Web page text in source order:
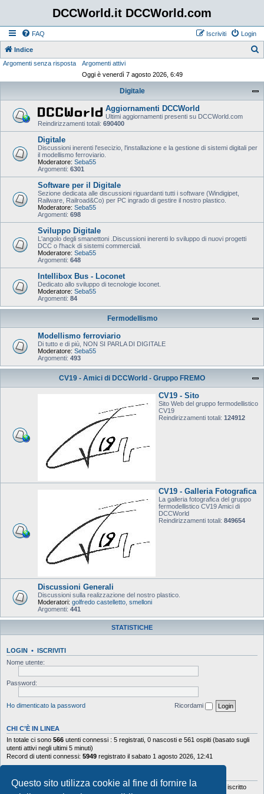
Questo sito utilizza cookie al fine di fornire la
DCCWorld.it DCCWorld.com
FAQ Login
Iscriviti
Indice
Argomenti senza risposta
Argomenti attivi
Oggi è venerdì 7 agosto 2026, 6:49
Digitale
Aggiornamenti DCCWorld
Ultimi aggiornamenti presenti su DCCWorld.com
Reindirizzamenti totali: 690400
Digitale
Discussioni inerenti l'esecizio, l'installazione e la gestione di sistemi digitali per
il modellismo ferroviario.
Moderatore: Seba55
Argomenti: 6301
Software per il Digitale
Sezione dedicata alle discussioni riguardanti tutti i software (Windigipet,
Railware, Railroad&Co) per PC ingrado di gestire il nostro plastico.
Moderatore: Seba55
Argomenti: 698
Sviluppo Digitale
L'angolo degli smanettoni .Discussioni inerenti lo sviluppo di nuovi progetti
DCC o l'hack di sistemi commerciali.
Moderatore: Seba55
Argomenti: 648
Intellibox Bus - Loconet
Dedicato allo sviluppo di tecnologie loconet.
Moderatore: Seba55
Argomenti: 84
Fermodellismo
Modellismo ferroviario
Di tutto e di più, NON SI PARLA DI DIGITALE
Moderatore: Seba55
Argomenti: 493
CV19 - Amici di DCCWorld - Gruppo FREMO
CV19 - Sito
Sito Web del gruppo fermodellistico
CV19
Reindirizzamenti totali: 124912
CV19 - Galleria Fotografica
La galleria fotografica del gruppo
fermodellistico CV19 Amici di
DCCWorld
Reindirizzamenti totali: 849654
Discussioni Generali
Discussioni sulla realizzazione del nostro plastico.
Moderatori: golfredo castelletto smelloni
Argomenti: 441
STATISTICHE
LOGIN • ISCRIVITI
Nome utente:
Password:
Ho dimenticato la password Ricordami
CHI C’È IN LINEA
In totale ci sono 566 utenti connessi : 5 registrati, 0 nascosti e 561 ospiti (basato sugli
utenti attivi negli ultimi 5 minuti)
Record di utenti connessi: 5949 registrato il sabato 1 agosto 2026, 12:41
Totale messaggi103644• Totale argomenti 9878• Totale iscritti 5630
• Ultimo iscritto